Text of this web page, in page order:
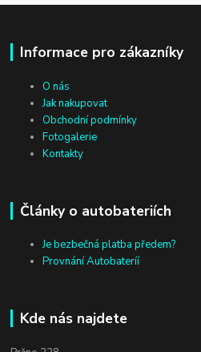
Informace pro zákazníky
O nás
Jak nakupovat
Obchodní podmínky
Fotogalerie
Kontakty
Články o autobateriích
Je bezbečná platba předem?
Provnání Autobateríí
Kde nás najdete